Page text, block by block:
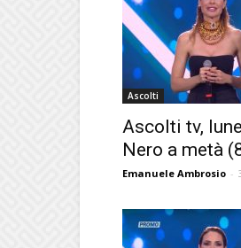
Ascolti
Ascolti tv,
Nero a metà
Emanuele Ambrosio -